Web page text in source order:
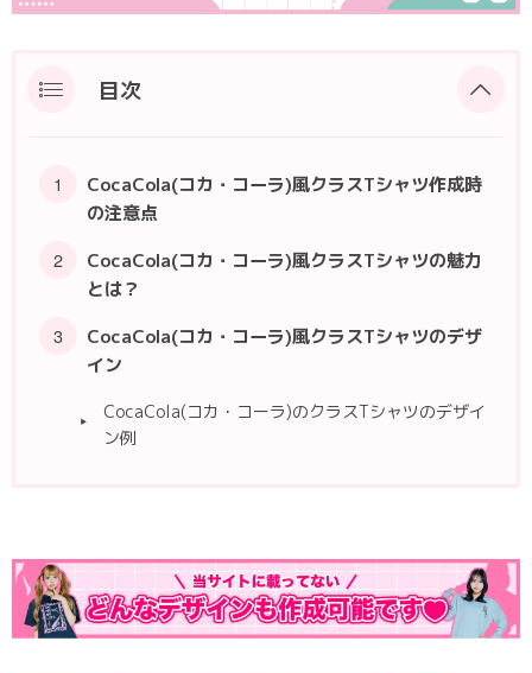
目次
CocaCola(コカ・コーラ)風クラスTシャツ作成時
の注意点
CocaCola(コカ・コーラ)風クラスTシャツの魅力
とは？
CocaCola(コカ・コーラ)風クラスTシャツのデザ
イン
CocaCola(コカ・コーラ)のクラスTシャツのデザイ
ン例